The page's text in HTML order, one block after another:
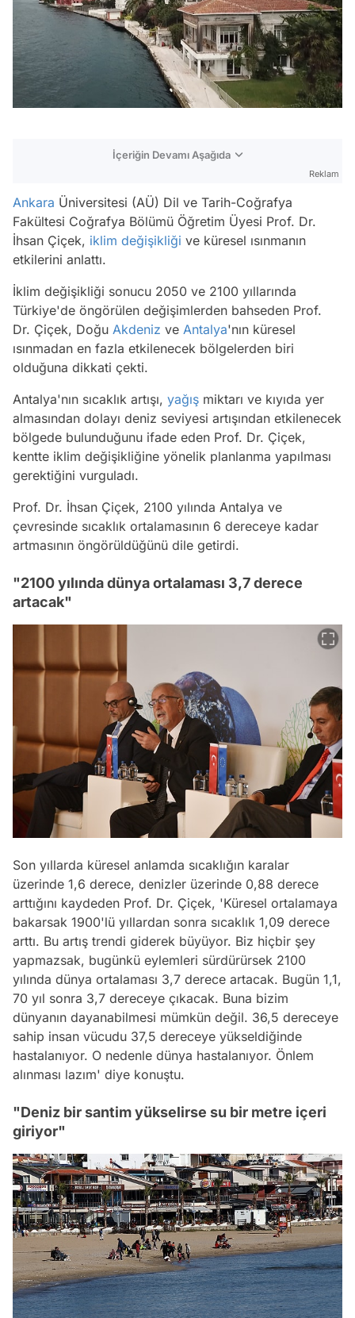
İçeriğin Devamı Aşağıda
Reklam
Ankara Üniversitesi (AÜ) Dil ve Tarih-Coğrafya
Fakültesi Coğrafya Bölümü Öğretim Üyesi Prof. Dr.
İhsan Çiçek, iklim değişikliği ve küresel ısınmanın
etkilerini anlattı.
İklim değişikliği sonucu 2050 ve 2100 yıllarında
Türkiye'de öngörülen değişimlerden bahseden Prof.
Dr. Çiçek, Doğu Akdeniz ve Antalya'nın küresel
ısınmadan en fazla etkilenecek bölgelerden biri
olduğuna dikkati çekti.
Antalya'nın sıcaklık artışı, yağış miktarı ve kıyıda yer
almasından dolayı deniz seviyesi artışından etkilenecek
bölgede bulunduğunu ifade eden Prof. Dr. Çiçek,
kentte iklim değişikliğine yönelik planlanma yapılması
gerektiğini vurguladı.
Prof. Dr. İhsan Çiçek, 2100 yılında Antalya ve
çevresinde sıcaklık ortalamasının 6 dereceye kadar
artmasının öngörüldüğünü dile getirdi.
"2100 yılında dünya ortalaması 3,7 derece
artacak"
Son yıllarda küresel anlamda sıcaklığın karalar
üzerinde 1,6 derece, denizler üzerinde 0,88 derece
arttığını kaydeden Prof. Dr. Çiçek, 'Küresel ortalamaya
bakarsak 1900'lü yıllardan sonra sıcaklık 1,09 derece
arttı. Bu artış trendi giderek büyüyor. Biz hiçbir şey
yapmazsak, bugünkü eylemleri sürdürürsek 2100
yılında dünya ortalaması 3,7 derece artacak. Bugün 1,1,
70 yıl sonra 3,7 dereceye çıkacak. Buna bizim
dünyanın dayanabilmesi mümkün değil. 36,5 dereceye
sahip insan vücudu 37,5 dereceye yükseldiğinde
hastalanıyor. O nedenle dünya hastalanıyor. Önlem
alınması lazım' diye konuştu.
"Deniz bir santim yükselirse su bir metre içeri
giriyor"